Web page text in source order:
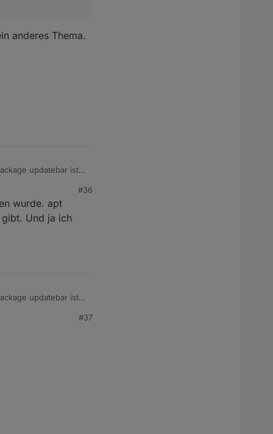
anderes Thema.
updatebar ist.
#36
wurde. apt
Und ja ich
updatebar ist.
#37